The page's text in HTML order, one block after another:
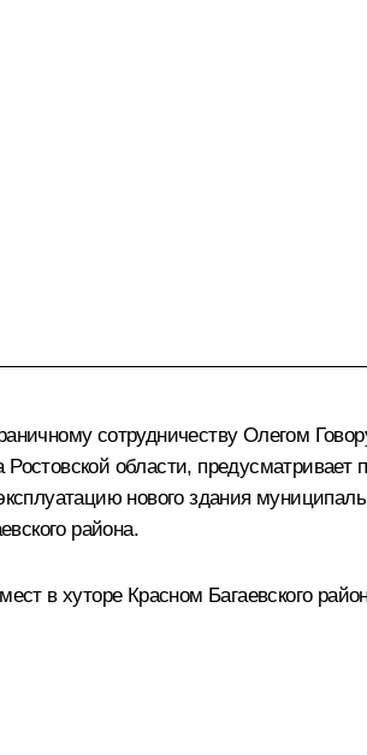
сотрудничеству Олегом
области, предусматривает
нового здания
района.
в хуторе Красном Багаевского